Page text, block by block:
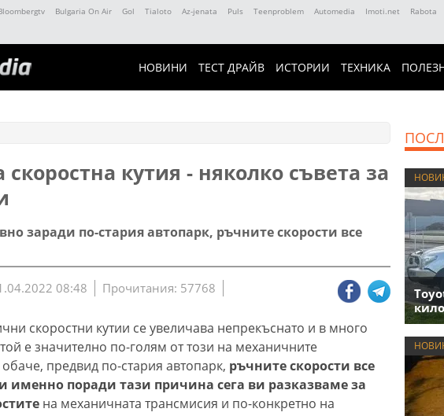
Bulgaria On Air Gol Tialoto Az-jenata Puls Teenproblem Automedia Imoti.net Rabota
НОВИНИ ТЕСТ ДРАЙВ ИСТОРИИ ТЕХНИКА
кутия - няколко съвета за
заради по-стария автопарк, ръчните скорости все
08:48 Прочитания: 57768
скоростни кутии се увеличава непрекъснато и в много
е значително по-голям от този на механичните
предвид по-стария автопарк, ръчните скорости все
именно поради тази причина сега ви разказваме за
на механичната трансмисия и по-конкретно на